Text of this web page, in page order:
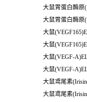
大鼠胃蛋白酶原
大鼠胃蛋白酶原
大鼠
大鼠
大鼠(VEGF-
大鼠(VEGF-
大鼠鸢尾素
大鼠鸢尾素